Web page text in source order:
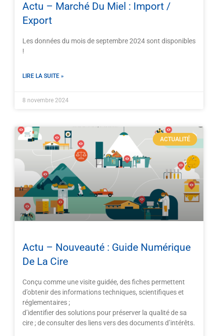
Actu – Marché Du Miel : Import /
Export
Les données du mois de septembre 2024 sont disponibles
!
LIRE LA SUITE »
8 novembre 2024
ACTUALITÉ
Actu – Nouveauté : Guide Numérique
De La Cire
Conçu comme une visite guidée, des fiches permettent
d’obtenir des informations techniques, scientifiques et
réglementaires ;
d’identifier des solutions pour préserver la qualité de sa
cire ; de consulter des liens vers des documents d’intérêts.